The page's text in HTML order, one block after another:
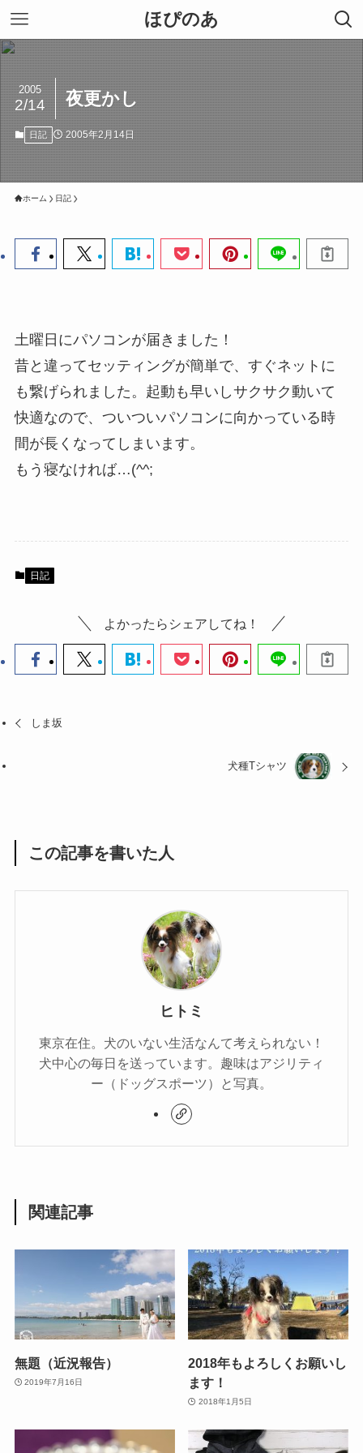
ほぴのあ
夜更かし
2005
2/14
日記 2005年2月14日
ホーム 日記
土曜日にパソコンが届きました！
昔と違ってセッティングが簡単で、すぐネットに
も繋げられました。起動も早いしサクサク動いて
快適なので、ついついパソコンに向かっている時
間が長くなってしまいます。
もう寝なければ…(^^;
日記
よかったらシェアしてね！
しま坂
犬種Tシャツ
この記事を書いた人
ヒトミ
東京在住。犬のいない生活なんて考えられない！
犬中心の毎日を送っています。趣味はアジリティ
ー（ドッグスポーツ）と写真。
関連記事
無題（近況報告）
2019年7月16日
2018年もよろしくお願いし
ます！
2018年1月5日